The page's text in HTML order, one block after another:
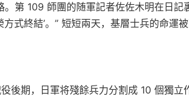
。第 109 師團的随軍記者佐佐木明在日記
式終結’。” 短短兩天，基層士兵的命運
後期，日軍将殘餘兵力分割成 10 個獨立